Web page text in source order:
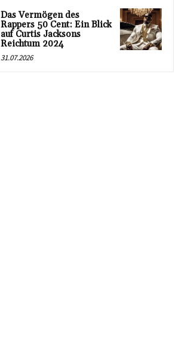
Das Vermögen des
Rappers 50 Cent: Ein Blick
auf Curtis Jacksons
Reichtum 2024
31.07.2026